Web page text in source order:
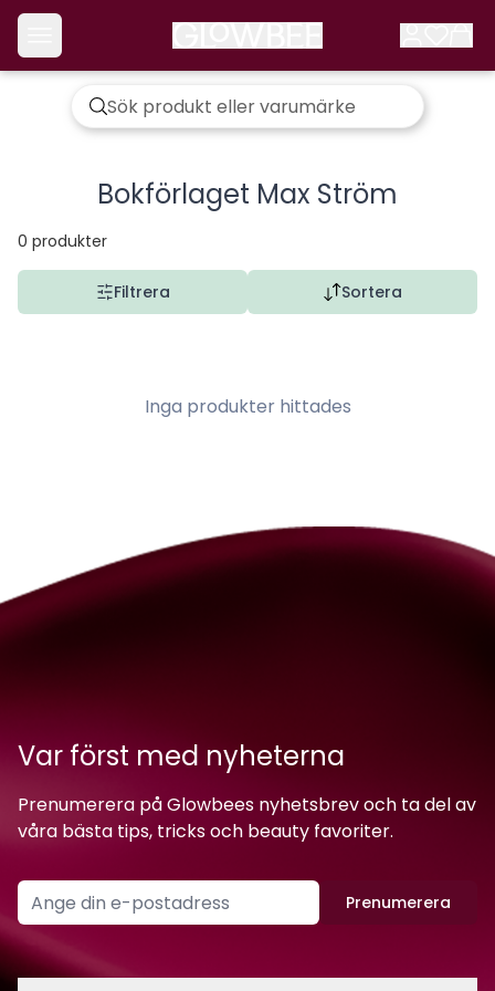
Bokförlaget Max Ström
0 produkter
Filtrera Sortera
Inga produkter hittades
Var först med nyheterna
Prenumerera på Glowbees nyhetsbrev och ta del av
våra bästa tips, tricks och beauty favoriter.
Prenumerera